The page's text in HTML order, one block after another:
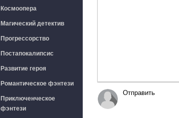
Космоопера
Магический детектив
Прогрессорство
Постапокалипсис
Развитие героя
Романтическое фэнтези
Приключенческое
фэнтези
Отправить